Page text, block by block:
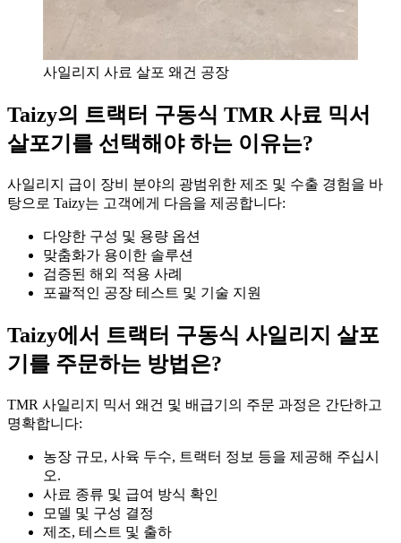
사일리지 사료 살포 왜건 공장
Taizy의 트랙터 구동식 TMR 사료 믹서
살포기를 선택해야 하는 이유는?
사일리지 급이 장비 분야의 광범위한 제조 및 수출 경험을 바
탕으로 Taizy는 고객에게 다음을 제공합니다:
다양한 구성 및 용량 옵션
맞춤화가 용이한 솔루션
검증된 해외 적용 사례
포괄적인 공장 테스트 및 기술 지원
Taizy에서 트랙터 구동식 사일리지 살포
기를 주문하는 방법은?
TMR 사일리지 믹서 왜건 및 배급기의 주문 과정은 간단하고
명확합니다:
농장 규모, 사육 두수, 트랙터 정보 등을 제공해 주십시
오.
사료 종류 및 급여 방식 확인
모델 및 구성 결정
제조, 테스트 및 출하